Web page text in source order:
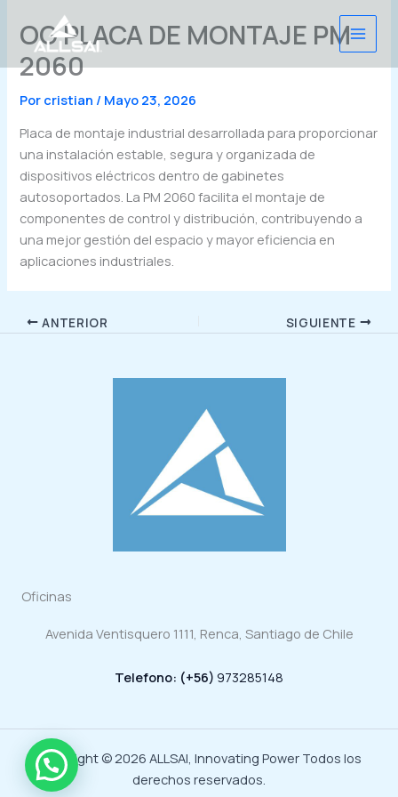
contenido
OG PLACA DE MONTAJE PM
2060
Por cristian / Mayo 23, 2026
Placa de montaje industrial desarrollada para proporcionar
una instalación estable, segura y organizada de
dispositivos eléctricos dentro de gabinetes
autosoportados. La PM 2060 facilita el montaje de
componentes de control y distribución, contribuyendo a
una mejor gestión del espacio y mayor eficiencia en
aplicaciones industriales.
ANTERIOR SIGUIENTE
Oficinas
Avenida Ventisquero 1111, Renca, Santiago de Chile
Telefono: (+56) 973285148
Copyright © 2026 ALLSAI, Innovating Power Todos los
derechos reservados.